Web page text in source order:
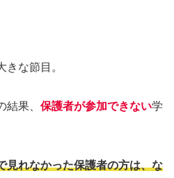
な節目。
結果、 保護者が参加できない学
見れなかった保護者の方は、な